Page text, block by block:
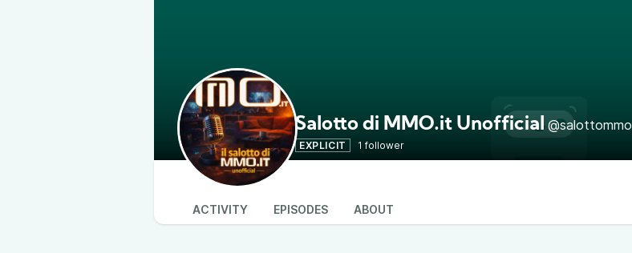
Salotto di MMO.it Unofficial @salottommo
EXPLICIT 1 follower
ACTIVITY EPISODES ABOUT